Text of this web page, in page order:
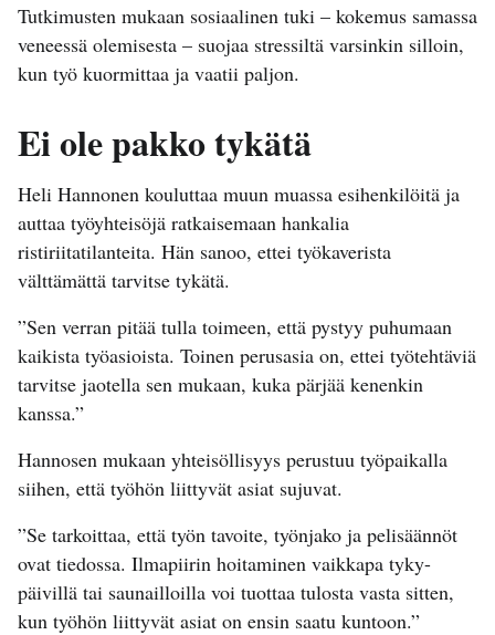
Tutkimusten mukaan sosiaalinen tuki – kokemus samassa
veneessä olemisesta – suojaa stressiltä varsinkin silloin,
kun työ kuormittaa ja vaatii paljon.
Ei ole pakko tykätä
Heli Hannonen kouluttaa muun muassa esihenkilöitä ja
auttaa työyhteisöjä ratkaisemaan hankalia
ristiriitatilanteita. Hän sanoo, ettei työkaverista
välttämättä tarvitse tykätä.
”Sen verran pitää tulla toimeen, että pystyy puhumaan
kaikista työasioista. Toinen perusasia on, ettei työtehtäviä
tarvitse jaotella sen mukaan, kuka pärjää kenenkin
kanssa.”
Hannosen mukaan yhteisöllisyys perustuu työpaikalla
siihen, että työhön liittyvät asiat sujuvat.
”Se tarkoittaa, että työn tavoite, työnjako ja pelisäännöt
ovat tiedossa. Ilmapiirin hoitaminen vaikkapa tyky-
päivillä tai saunailloilla voi tuottaa tulosta vasta sitten,
kun työhön liittyvät asiat on ensin saatu kuntoon.”